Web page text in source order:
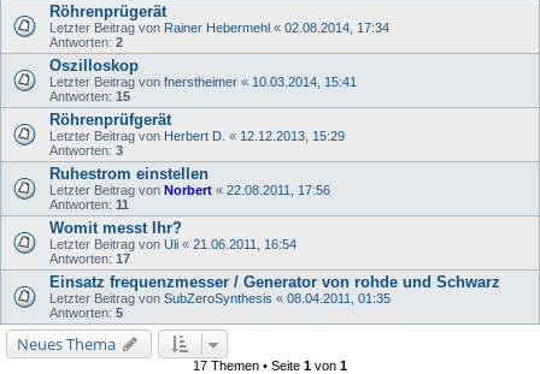
Röhrenprügerät
Letzter Beitrag von Rainer Hebermehl « 02.08.2014, 17:34
Antworten: 2
Oszilloskop
Letzter Beitrag von fnerstheimer « 10.03.2014, 15:41
Antworten: 15
Röhrenprüfgerät
Letzter Beitrag von Herbert D. « 12.12.2013, 15:29
Antworten: 3
Ruhestrom einstellen
Letzter Beitrag von Norbert « 22.08.2011, 17:56
Antworten: 11
Womit messt Ihr?
Letzter Beitrag von Uli « 21.06.2011, 16:54
Antworten: 17
Einsatz frequenzmesser / Generator von rohde und Schwarz
Letzter Beitrag von SubZeroSynthesis « 08.04.2011, 01:35
Antworten: 5
Neues Thema
17 Themen • Seite 1 von 1